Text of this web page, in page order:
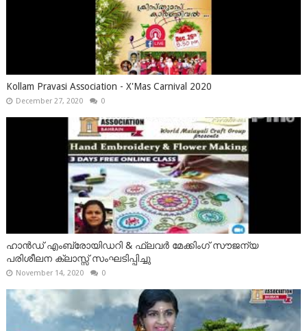
Kollam Pravasi Association - X'Mas Carnival 2020
December 27, 2020 0
ഹാൻഡ് എംബ്രോയിഡറി & ഫ്ലവർ മേക്കിംഗ് സൗജന്യ
പരിശീലന ക്ലാസ്സ് സംഘടിപ്പിച്ചു
November 14, 2020 0